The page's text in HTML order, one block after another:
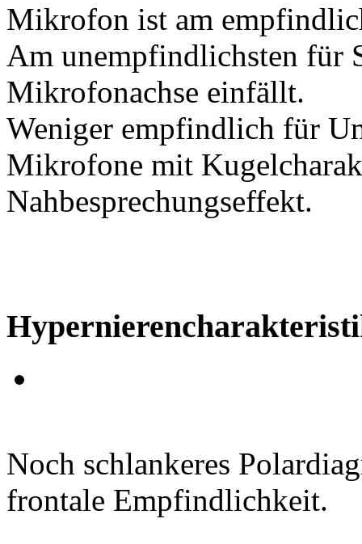
Mikrofon ist am
Am unempfindlichsten für
Mikrofonachse einfällt.
Weniger empfindlich für
Mikrofone mit
Nahbesprechungseffekt.
Noch schlankeres
frontale Empfindlichkeit.